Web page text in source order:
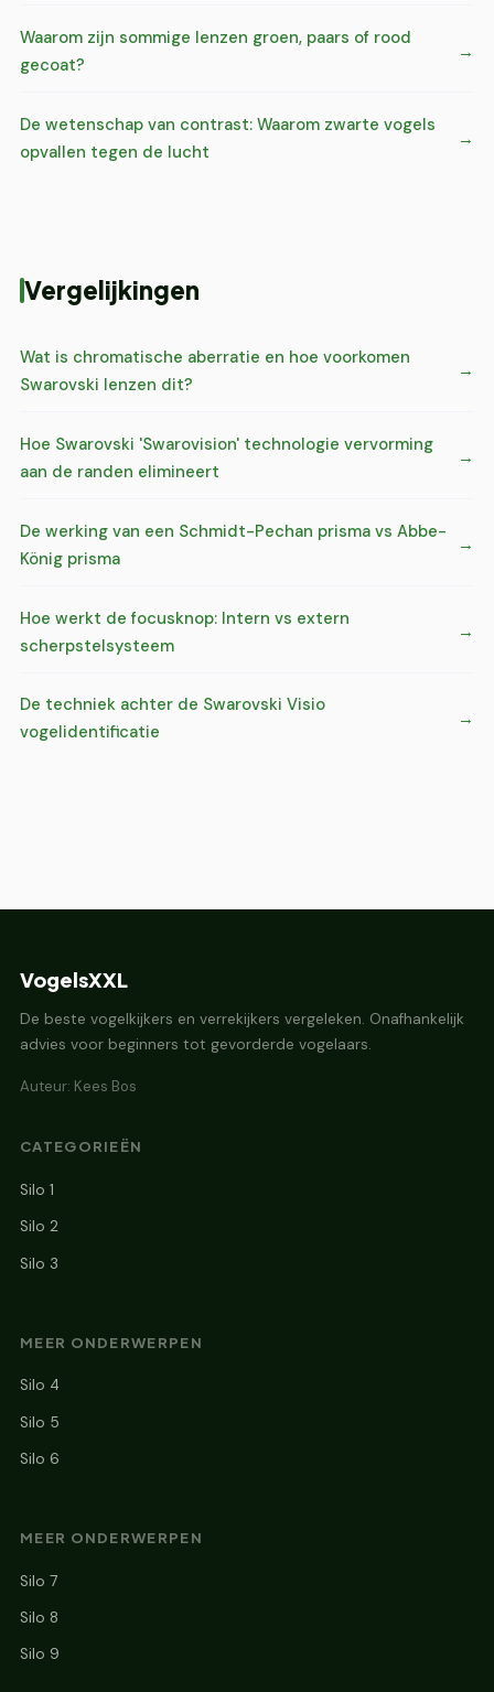
Waarom zijn sommige lenzen groen, paars of rood
gecoat?
De wetenschap van contrast: Waarom zwarte vogels
opvallen tegen de lucht
Vergelijkingen
Wat is chromatische aberratie en hoe voorkomen
Swarovski lenzen dit?
Hoe Swarovski 'Swarovision' technologie vervorming
aan de randen elimineert
De werking van een Schmidt-Pechan prisma vs Abbe-
König prisma
Hoe werkt de focusknop: Intern vs extern
scherpstelsysteem
De techniek achter de Swarovski Visio
vogelidentificatie
VogelsXXL
De beste vogelkijkers en verrekijkers vergeleken. Onafhankelijk
advies voor beginners tot gevorderde vogelaars.
Auteur: Kees Bos
CATEGORIEËN
Silo 1
Silo 2
Silo 3
MEER ONDERWERPEN
Silo 4
Silo 5
Silo 6
MEER ONDERWERPEN
Silo 7
Silo 8
Silo 9